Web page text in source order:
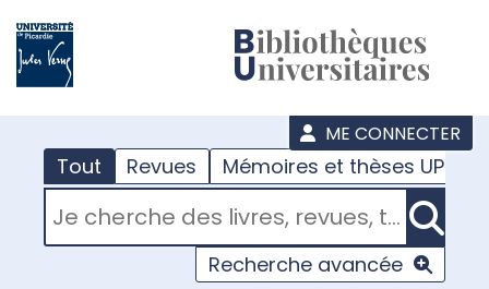
ME CONNECTER
Tout Revues Mémoires et thèses UPJV
RECHERCHER DANS "TOUT"
Recherche avancée